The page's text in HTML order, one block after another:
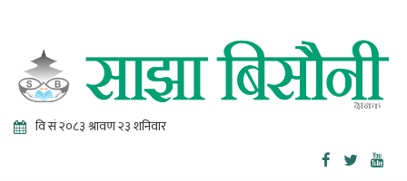
Sajha
Online News Portal